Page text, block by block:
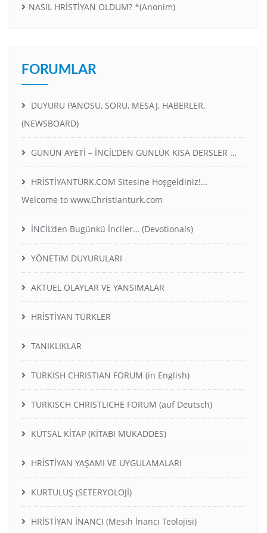
NASIL HRİSTİYAN OLDUM? *(Anonim)
FORUMLAR
DUYURU PANOSU, SORU, MESAJ, HABERLER,
(NEWSBOARD)
GÜNÜN AYETİ – İNCİL’DEN GÜNLÜK KISA DERSLER …
HRİSTİYANTÜRK.COM Sitesine Hoşgeldiniz!…
Welcome to www.Christianturk.com
İNCİL’den Bugünkü İnciler… (Devotionals)
YÖNETiM DUYURULARI
AKTUEL OLAYLAR VE YANSIMALAR
HRİSTİYAN TÜRKLER
TANIKLIKLAR
TURKISH CHRISTIAN FORUM (in English)
TURKISCH CHRISTLICHE FORUM (auf Deutsch)
KUTSAL KİTAP (KİTABI MUKADDES)
HRİSTİYAN YAŞAMI VE UYGULAMALARI
KURTULUŞ (SETERYOLOJİ)
HRİSTİYAN İNANCI (Mesih İnancı Teolojisi)